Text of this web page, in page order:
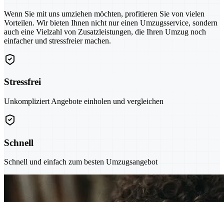
Wenn Sie mit uns umziehen möchten, profitieren Sie von vielen
Vorteilen. Wir bieten Ihnen nicht nur einen Umzugsservice, sondern
auch eine Vielzahl von Zusatzleistungen, die Ihren Umzug noch
einfacher und stressfreier machen.
Stressfrei
Unkompliziert Angebote einholen und vergleichen
Schnell
Schnell und einfach zum besten Umzugsangebot